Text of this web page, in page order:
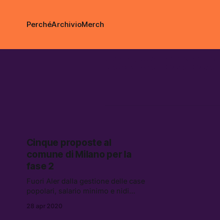
PerchéArchivioMerch
Cinque proposte al
comune di Milano per la
fase 2
Fuori Aler dalla gestione delle case
popolari, salario minimo e nidi
può partecipare a Milano2020, la
28 apr 2020